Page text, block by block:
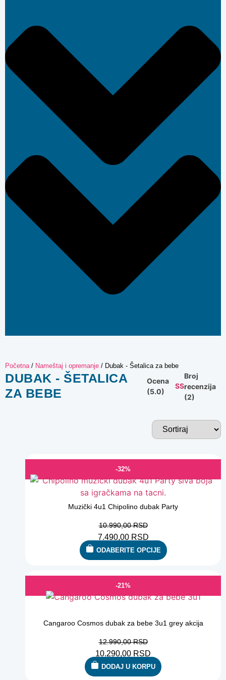
Početna / Nameštaj i opremanje / Dubak - Šetalica za bebe
DUBAK - ŠETALICA
ZA BEBE
Ocena
(5.0)
Broj
recenzija
(2)
-32%
Muzički 4u1 Chipolino dubak Party
10.990,00RSD
7.490,00 RSD
ODABERITE OPCIJE
-21%
Cangaroo Cosmos dubak za bebe 3u1 grey akcija
12.990,00RSD
10.290,00 RSD
DODAJ U KORPU